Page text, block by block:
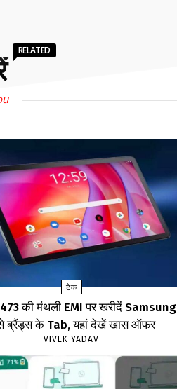
RELATED
टेक
की मंथली EMI पर खरीदें Samsung
ब्रैंड्स के Tab, यहां देखें खास ऑफर
VIVEK YADAV